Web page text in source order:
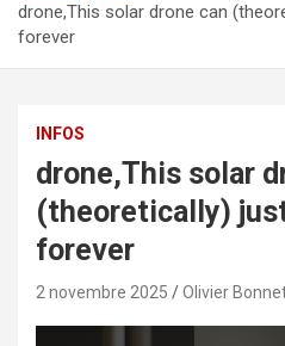
drone,This solar drone can
forever
INFOS
drone,This solar
(theoretically)
forever
2 novembre 2025 Olivier